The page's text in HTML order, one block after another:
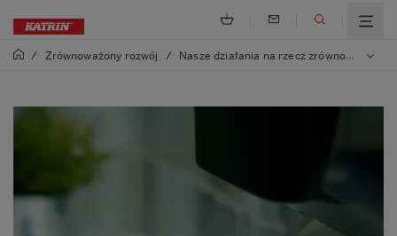
/ Zrównoważony rozwój / Nasze działania na rzecz zrównoważonego rozwoju